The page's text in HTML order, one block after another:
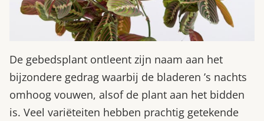
De gebedsplant ontleent zijn naam aan het
bijzondere gedrag waarbij de bladeren ’s nachts
omhoog vouwen, alsof de plant aan het bidden
is. Veel variëteiten hebben prachtig getekende